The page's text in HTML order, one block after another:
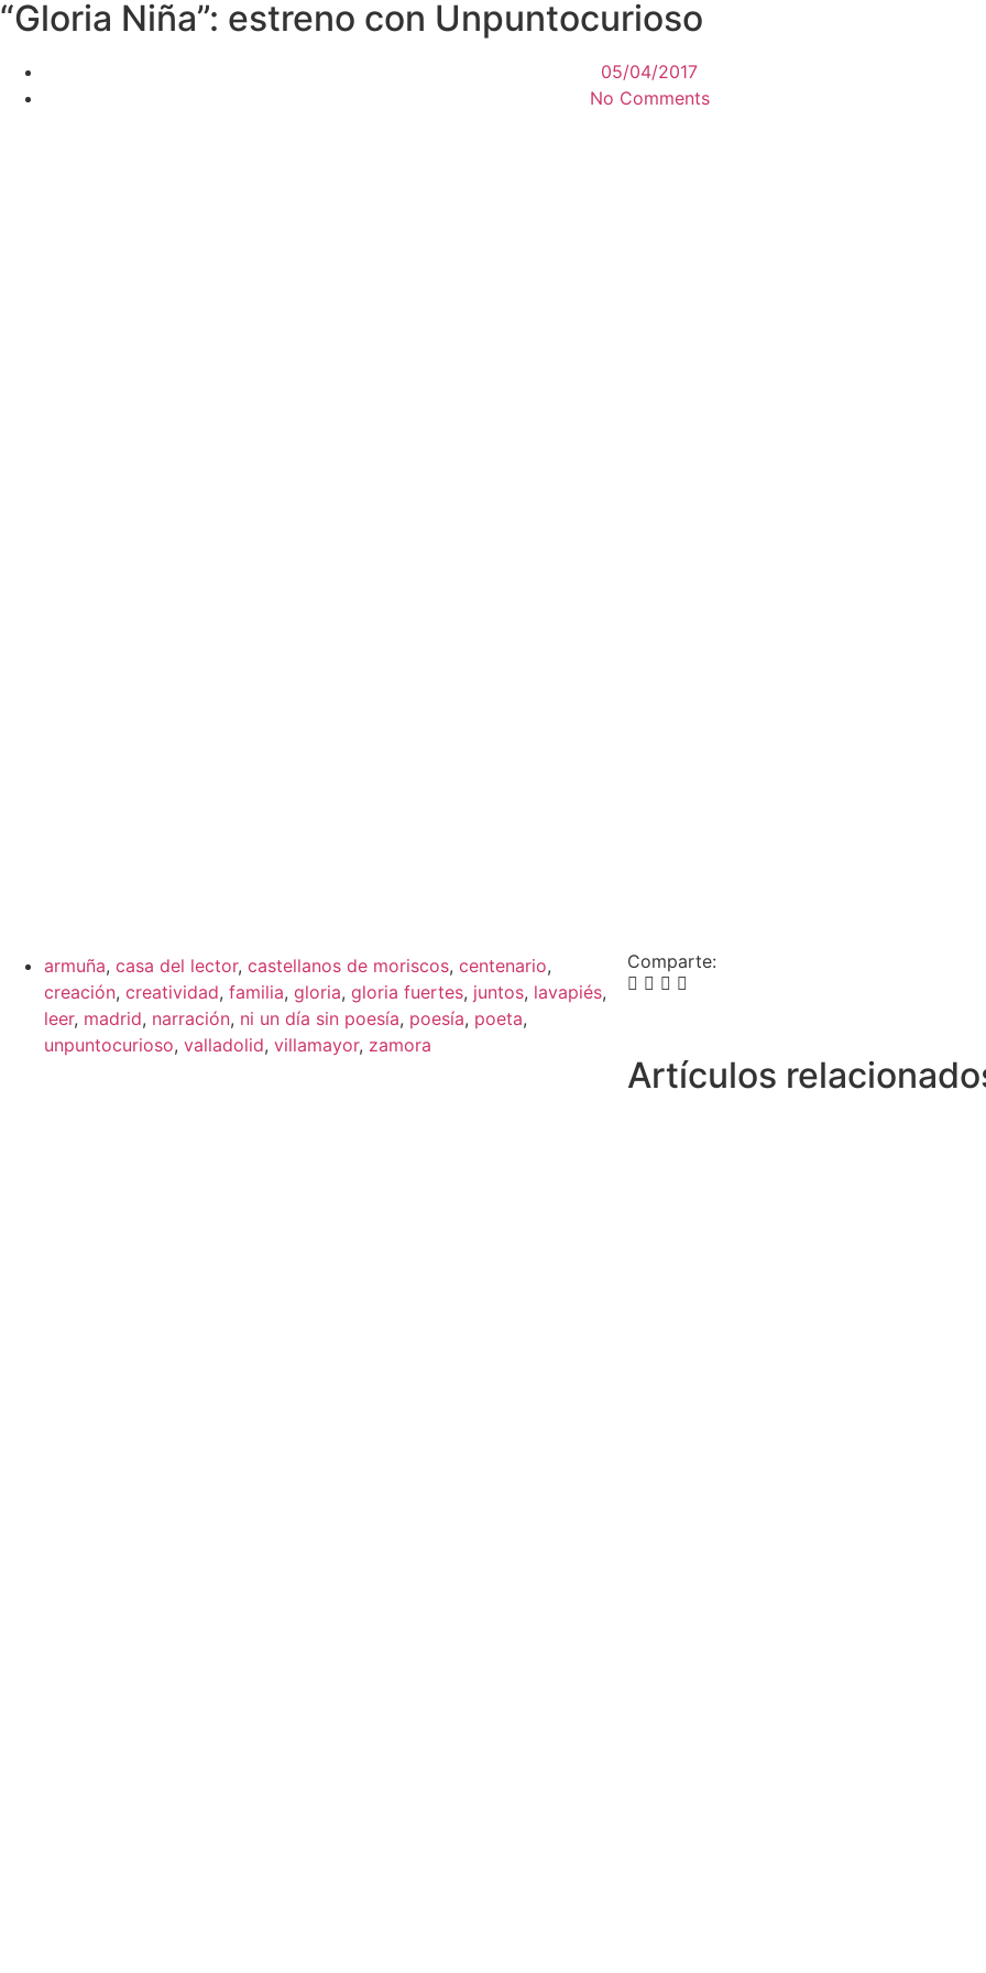
“Gloria Niña”: estreno con Unpuntocurioso
05/04/2017
No Comments
armuña, casa del lector, castellanos de moriscos, centenario,
creación, creatividad, familia, gloria, gloria fuertes, juntos, lavapiés,
leer, madrid, narración, ni un día sin poesía, poesía, poeta,
unpuntocurioso, valladolid, villamayor, zamora
Comparte:
Artículos